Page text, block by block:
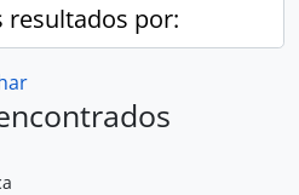
resultados por: